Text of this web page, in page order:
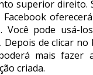
superior direito.
Você pode usá-
Depois de clicar no
mais fazer
criada.